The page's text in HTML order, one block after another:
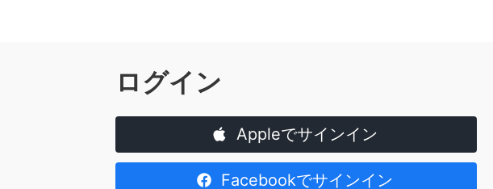
ログイン
Appleでサインイン
Facebookでサインイン